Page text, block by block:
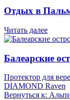
Отдых в
Читать далее
Балеарские
Протектор для
DIAMOND Raven
Вернуться к: